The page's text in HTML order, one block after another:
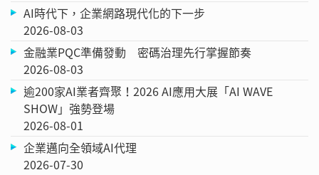
AI時代下，企業網路現代化的下一步
2026-08-03
金融業PQC準備發動 密碼治理先行掌握節奏
2026-08-03
逾200家AI業者齊聚！2026 AI應用大展「AI WAVE
SHOW」強勢登場
2026-08-01
企業邁向全領域AI代理
2026-07-30